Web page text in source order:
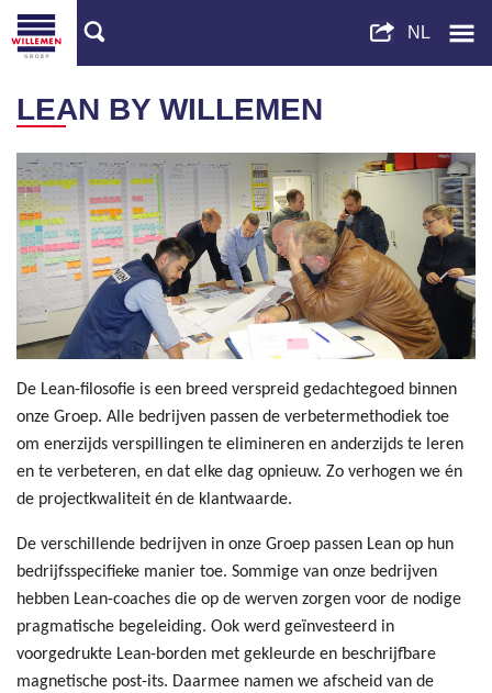
LEAN BY WILLEMEN
De Lean-filosofie is een breed verspreid gedachtegoed binnen
onze Groep. Alle bedrijven passen de verbetermethodiek toe
om enerzijds verspillingen te elimineren en anderzijds te leren
en te verbeteren, en dat elke dag opnieuw. Zo verhogen we én
de projectkwaliteit én de klantwaarde.
De verschillende bedrijven in onze Groep passen Lean op hun
bedrijfsspecifieke manier toe. Sommige van onze bedrijven
hebben Lean-coaches die op de werven zorgen voor de nodige
pragmatische begeleiding. Ook werd geïnvesteerd in
voorgedrukte Lean-borden met gekleurde en beschrijfbare
magnetische post-its. Daarmee namen we afscheid van de